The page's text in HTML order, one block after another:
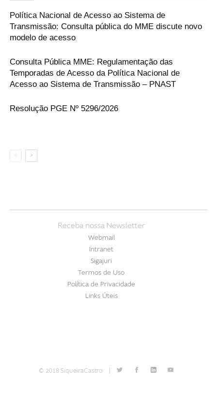
Política Nacional de Acesso ao Sistema de
Transmissão: Consulta pública do MME discute novo
modelo de acesso
Consulta Pública MME: Regulamentação das
Temporadas de Acesso da Política Nacional de
Acesso ao Sistema de Transmissão – PNAST
Resolução PGE Nº 5296/2026
Receba nossa Newsletter
Webmail
Intranet
Sigajuri
Termos de Uso
Política de Privacidade
Links Úteis
© 2018 SiqueiraCastro